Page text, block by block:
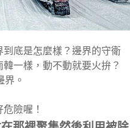
底是怎麼樣？邊界的守衛
一樣，動不動就要火拚？
界。
險喔！